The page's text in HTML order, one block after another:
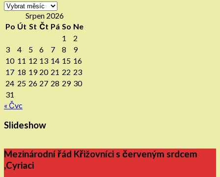
Archiv
Srpen 2026
Po Út St Čt Pá So Ne
1
2
3
4 5 6 7 8
9
10 11 12 13 14 15 16
17 18 19 20 21 22 23
24 25 26 27 28 29 30
31
« Čvc
Slideshow
Mezinárodní řád Křižovníci s červeným srdcem
,Cyriaci